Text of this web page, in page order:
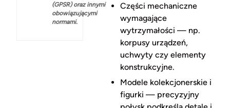
(GPSR) oraz innymi
obowiązującymi
normami.
Części mechaniczne
wymagające
wytrzymałości — np.
korpusy urządzeń,
uchwyty czy elementy
konstrukcyjne.
Modele kolekcjonerskie i
figurki — precyzyjny